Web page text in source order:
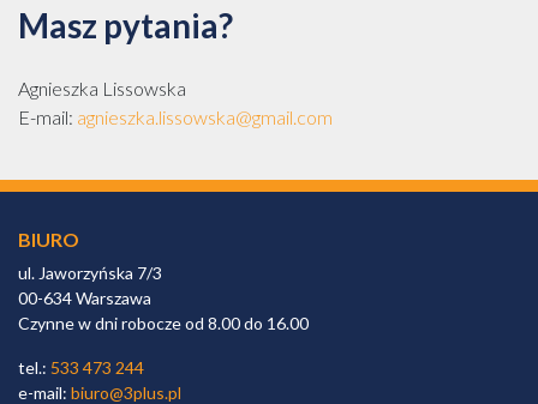
Masz pytania?
Agnieszka Lissowska
E-mail: agnieszka.lissowska@gmail.com
BIURO
ul. Jaworzyńska 7/3
00-634 Warszawa
Czynne w dni robocze od 8.00 do 16.00
tel.: 533 473 244
e-mail: biuro@3plus.pl